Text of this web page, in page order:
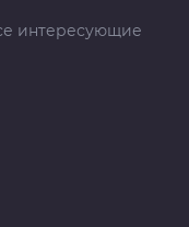
интересующие